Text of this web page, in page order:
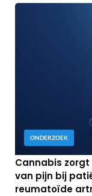
ONDERZOEK
Cannabis zorgt
van pijn bij
reumatoïde